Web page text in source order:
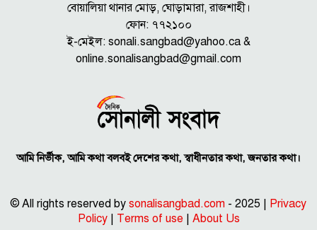
বোয়ালিয়া থানার মোড়, ঘোড়ামারা, রাজশাহী।
ফোন: ৭৭২১০০
ই-মেইল: sonali.sangbad@yahoo.ca &
online.sonalisangbad@gmail.com
আমি নির্ভীক, আমি কথা বলবই দেশের কথা, স্বাধীনতার কথা, জনতার কথা।
© All rights reserved by sonalisangbad.com - 2025 | Privacy
Policy| Terms of use About Us